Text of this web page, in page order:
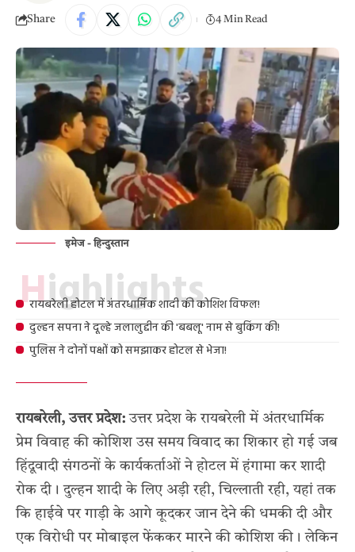
Share 4 Min Read
इमेज - हिन्दुस्तान
Highlights
रायबरेली होटल में अंतरधार्मिक शादी की कोशिश विफल!
दुल्हन सपना ने दूल्हे जलालुद्दीन की 'बबलू' नाम से बुकिंग की!
पुलिस ने दोनों पक्षों को समझाकर होटल से भेजा!
रायबरेली, उत्तर प्रदेश: उत्तर प्रदेश के रायबरेली में अंतरधार्मिक
प्रेम विवाह की कोशिश उस समय विवाद का शिकार हो गई जब
हिंदूवादी संगठनों के कार्यकर्ताओं ने होटल में हंगामा कर शादी
रोक दी। दुल्हन शादी के लिए अड़ी रही, चिल्लाती रही, यहां तक
कि हाईवे पर गाड़ी के आगे कूदकर जान देने की धमकी दी और
एक विरोधी पर मोबाइल फेंककर मारने की कोशिश की। लेकिन